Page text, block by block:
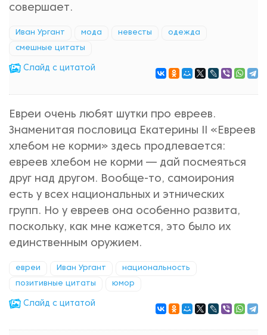
совершает.
Иван Ургант мода невесты одежда
смешные цитаты
Cлайд с цитатой
Евреи очень любят шутки про евреев.
Знаменитая пословица Екатерины II «Евреев
хлебом не корми» здесь продлевается:
евреев хлебом не корми — дай посмеяться
друг над другом. Вообще-то, самоирония
есть у всех национальных и этнических
групп. Но у евреев она особенно развита,
поскольку, как мне кажется, это было их
единственным оружием.
евреи Иван Ургант национальность
позитивные цитаты юмор
Cлайд с цитатой